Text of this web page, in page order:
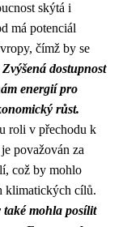
skýtá i
má potenciál
čímž by se
Zvýšená dostupnost
energií pro
růst.
roli v přechodu k
považován za
což by mohlo
klimatických cílů.
mohla posílit